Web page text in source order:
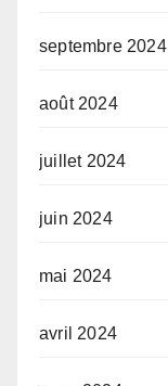
septembre 2024
août 2024
juillet 2024
juin 2024
mai 2024
avril 2024